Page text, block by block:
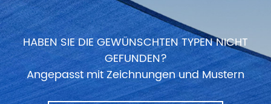
HABEN SIE DIE GEWÜNSCHTEN TYPEN NICHT
GEFUNDEN?
Angepasst mit Zeichnungen und Mustern